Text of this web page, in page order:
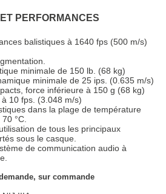
PERFORMANCES
balistiques à 1640 fps (500 m/s)
minimale de 150 lb. (68 kg)
minimale de 25 ips. (0.635 m/s)
force inférieure à 150 g (68 kg)
10 fps. (3.048 m/s)
dans la plage de température
°C.
de tous les principaux
sous le casque.
de communication audio à
sur commande